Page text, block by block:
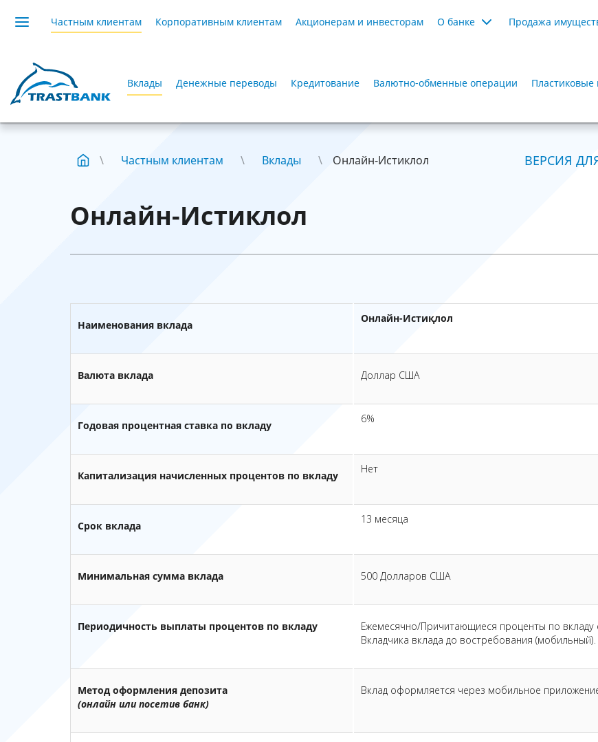
Частным клиентам Корпоративным клиентам Акционерам и инвесторам О банке Продажа
Вклады Денежные переводы Кредитование Валютно-обменные операции Пластиковые
Частным клиентам Вклады Онлайн-Истиклол ВЕРСИЯ
Онлайн-Истиклол
Наименования вклада
Онлайн-Истиқлол
Валюта вклада Доллар США
Годовая процентная ставка по вкладу
6%
Капитализация начисленных процентов по вкладу
Нет
Срок вклада
13 месяца
Минимальная сумма вклада 500 Долларов США
Периодичность выплаты процентов по вкладу
Ежемесячно/Причитающиеся проценты по вкладу
Вкладчика вклада до востребования (мобильный).
Метод оформления депозита
(онлайн или посетив банк)
Вклад оформляется через мобильное